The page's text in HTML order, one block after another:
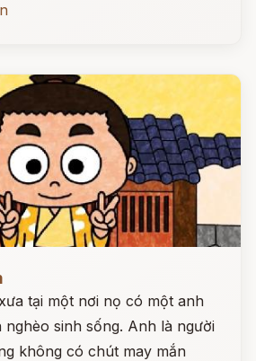
tại một nơi nọ có một anh
nghèo sinh sống. Anh là người
không có chút may mắn